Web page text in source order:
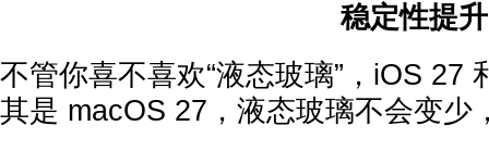
稳定性提
不管你喜不喜欢“液态玻璃”，iOS 27
其是 macOS 27，液态玻璃不会变少